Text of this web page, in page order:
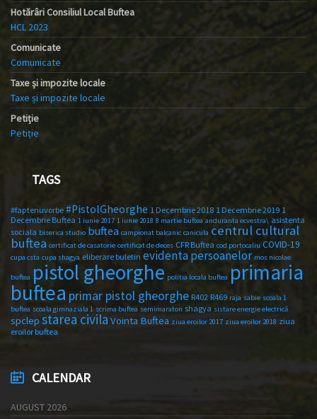
Hotărâri Consiliul Local Buftea
HCL 2023
Comunicate
Comunicate
Taxe și impozite locale
Taxe și impozite locale
Petiție
Petiție
TAGS
#faptenuvorbe #PistolGheorghe 1 Decembrie 2018 1 Decembrie 2019 1
Decembrie Buftea 1 iunie 2017 1 iunie 2018 8 martie buftea anduranta ecvestra\ asistenta
sociala biserica studio buftea campionat balcanic canicula centrul cultural
buftea certificat de casatorie certificat de deces CFR Buftea cod portocaliu COVID-19
cupa csta cupa shagya eliberare buletin evidenta persoanelor mos nicolae
buftea pistol gheorghe politia locala buftea primaria
buftea primar pistol gheorghe R402 R469 raja sabie scoala 1
buftea scoala gimnaziala 1 scrima buftea semimaraton shagya sistare energie electrică
spclep starea civila Vointa Buftea ziua eroilor 2017 ziua eroilor 2018 ziua
eroilor buftea
CALENDAR
AUGUST 2026